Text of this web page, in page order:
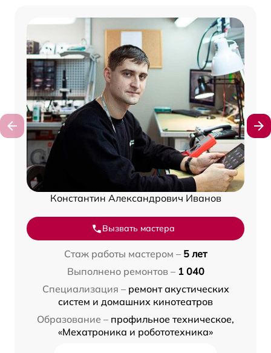
Константин Александрович Иванов
Вызвать мастера
Стаж работы мастером – 5 лет
Выполнено ремонтов – 1 040
Специализация – ремонт акустических
систем и домашних кинотеатров
Образование – профильное техническое,
«Мехатроника и робототехника»